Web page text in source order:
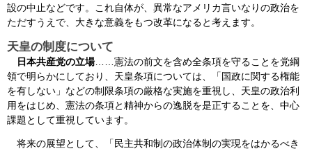
設の中止などです。これ自体が、異常なアメリカ言いなりの政治を
ただすうえで、大きな意義をもつ改革になると考えます。
天皇の制度について
日本共産党の立場……憲法の前文を含め全条項を守ることを党綱
領で明らかにしており、天皇条項については、「国政に関する権能
を有しない」などの制限条項の厳格な実施を重視し、天皇の政治利
用をはじめ、憲法の条項と精神からの逸脱を是正することを、中心
課題として重視しています。
将来の展望として、「民主共和制の政治体制の実現をはかるべき